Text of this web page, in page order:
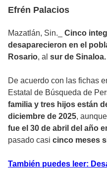
Efrén Palacios
Mazatlán, Sin._ Cinco
desaparecieron en el
Rosario, al sur de Sinaloa.
De acuerdo con las fichas
Estatal de Búsqueda de
familia y tres hijos están
diciembre de 2025, aunque
fue el 30 de abril del año
pasado casi cinco meses
También puedes leer: